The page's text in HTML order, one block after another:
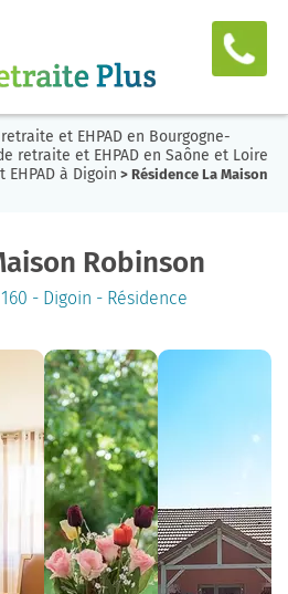
et EHPAD en Bourgogne-
retraite et EHPAD en Saône et Loire
à Digoin > Résidence La Maison
Robinson
- Digoin - Résidence